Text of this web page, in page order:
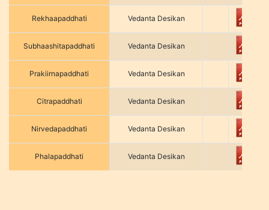
Rekhaapaddhati Vedanta Desikan
Subhaashitapaddhati Vedanta Desikan
Prakiirnapaddhati Vedanta Desikan
Citrapaddhati Vedanta Desikan
Nirvedapaddhati Vedanta Desikan
Phalapaddhati Vedanta Desikan